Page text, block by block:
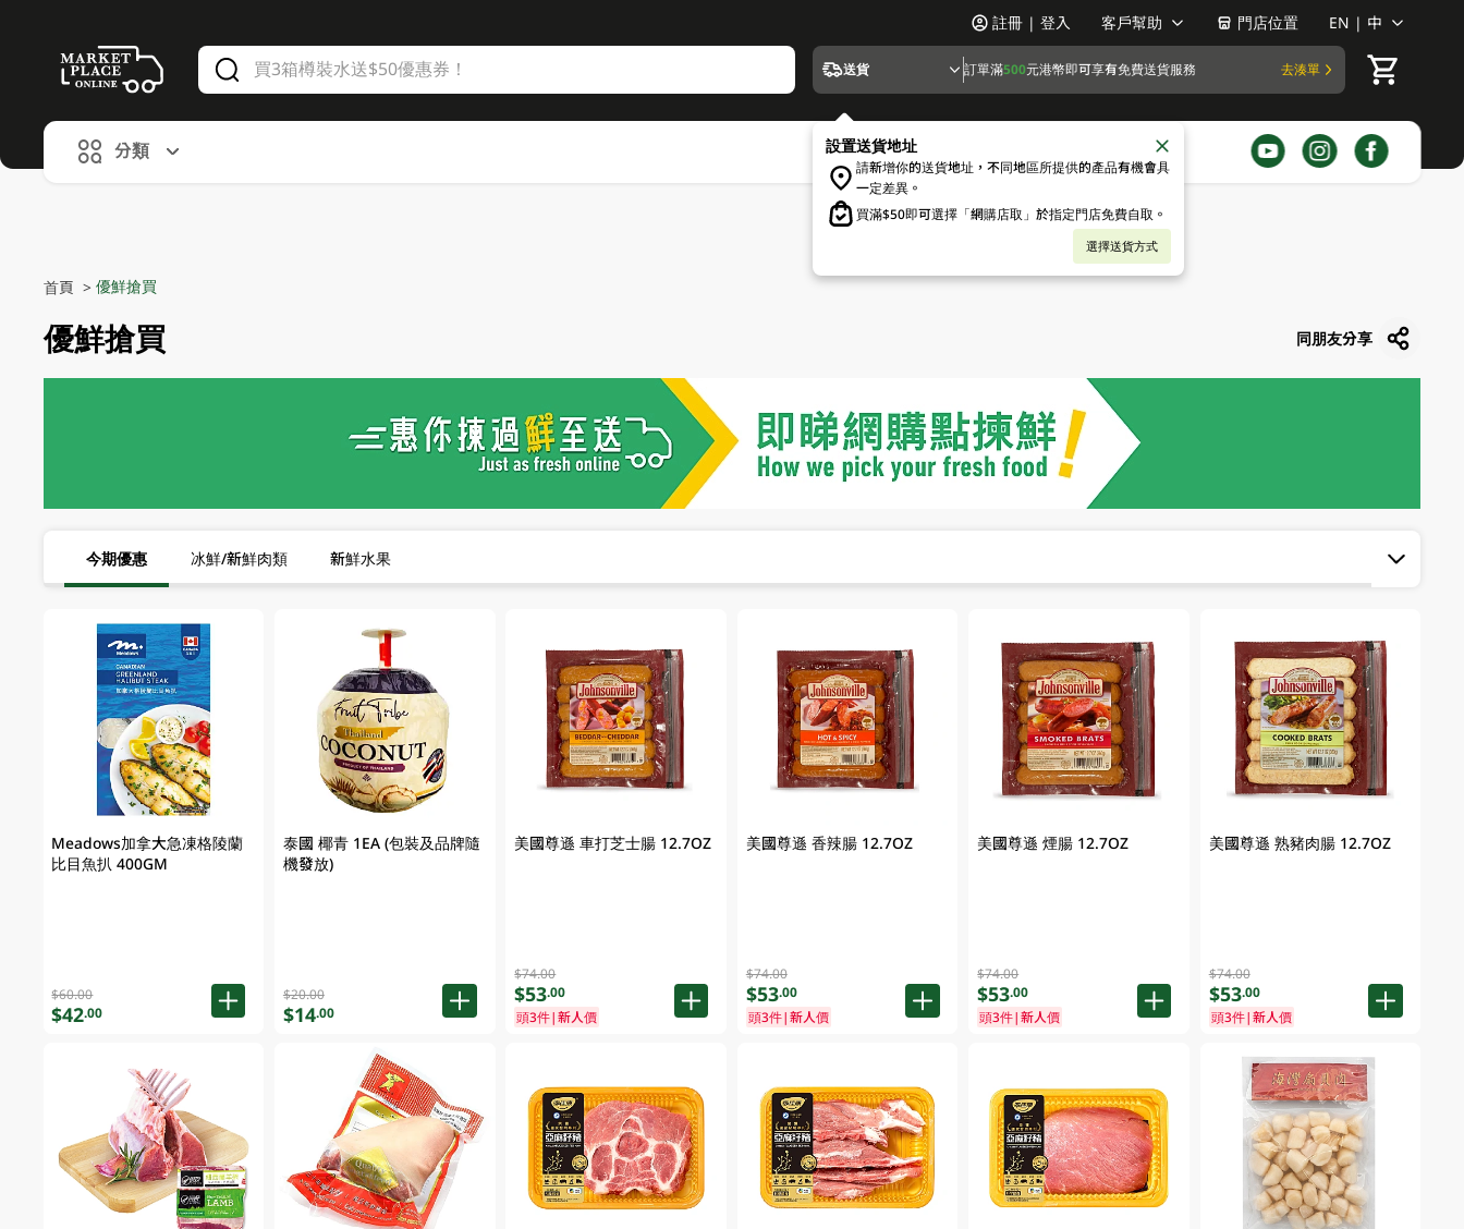
alid Until 30 June 2026
註冊 | 登入 客戶幫助 門店位置 EN | 中
送貨 訂單滿500元港幣即可享有免費送貨服務 去湊單
設置送貨地址
請新增你的送貨地址，不同地區所提供的產品有機會具
一定差異。
買滿$50即可選擇「網購店取」於指定門店免費自取。
選擇送貨方式
分類
首頁 > 優鮮搶買
優鮮搶買 同朋友分享
今期優惠 冰鮮/新鮮肉類 新鮮水果
Meadows加拿大急凍格陵蘭
比目魚扒 400GM
$60.00
$42.00
泰國 椰青 1EA (包裝及品牌隨
機發放)
$20.00
$14.00
美國尊遜 車打芝士腸 12.7OZ
$74.00
$53.00
頭3件|新人價
美國尊遜 香辣腸 12.7OZ
$74.00
$53.00
頭3件|新人價
美國尊遜 煙腸 12.7OZ
$74.00
$53.00
頭3件|新人價
美國尊遜 熟豬肉腸 12.7OZ
$74.00
$53.00
頭3件|新人價